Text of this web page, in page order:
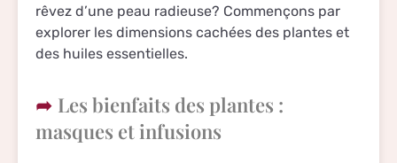
rêvez d’une peau radieuse? Commençons par
explorer les dimensions cachées des plantes et
des huiles essentielles.
Les bienfaits des plantes :
masques et infusions